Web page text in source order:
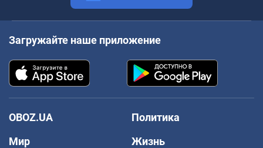
Загружайте наше приложение
OBOZ.UA
Политика
Мир
Жизнь